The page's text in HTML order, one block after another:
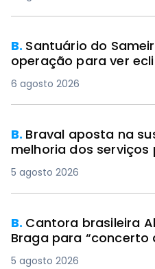
B. Santuário do
operação para ver
6 agosto 2026
B. Braval aposta na
melhoria dos serviços
5 agosto 2026
B. Cantora brasileira
Braga para “concerto
5 agosto 2026